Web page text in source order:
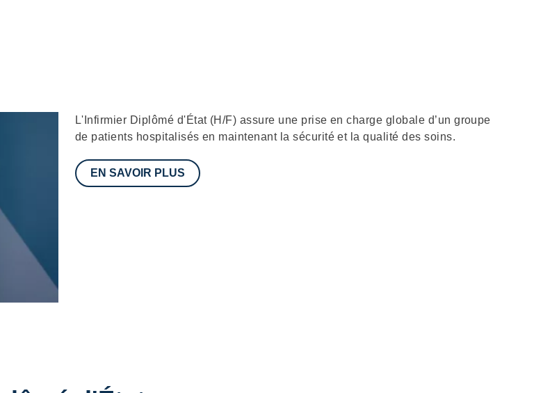
Description
L'Infirmier Diplômé d'État (H/F) assure une prise en charge globale d’un groupe
de patients hospitalisés en maintenant la sécurité et la qualité des soins.
EN SAVOIR PLUS